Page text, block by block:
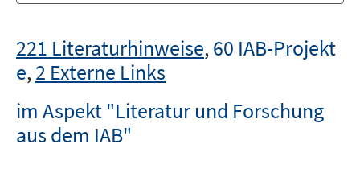
221 Literaturhinweise,60 IAB-Projekt
e,2 Externe Links
im Aspekt "Literatur und Forschung
aus dem IAB"